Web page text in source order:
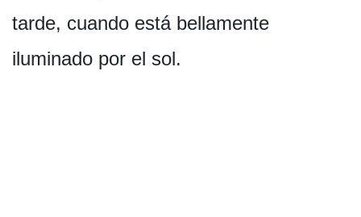
tarde, cuando está bellamente
iluminado por el sol.